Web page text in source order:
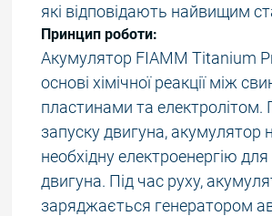
які відповідають найвищим
Принцип роботи:
Акумулятор FIAMM Titanium
основі хімічної реакції між
пластинами та електролітом.
запуску двигуна, акумулятор
необхідну електроенергію
двигуна. Під час руху,
заряджається генератором